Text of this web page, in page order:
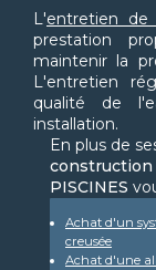
L'entretien de
prestation
maintenir la
L'entretien
qualité de
installation.
En plus de
construction
PISCINES
Achat d'un
creusée
Achat d'une